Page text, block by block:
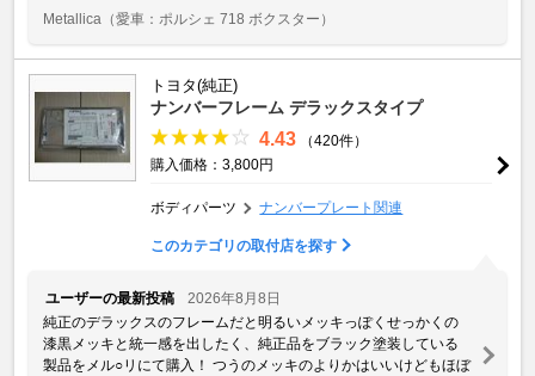
Metallica （愛車：ポルシェ 718 ボクスター）
トヨタ(純正)
ナンバーフレーム デラックスタイプ
4.43
（420件）
購入価格：3,800円
ボディパーツ ナンバープレート関連
このカテゴリの取付店を探す
ユーザーの最新投稿
2026年8月8日
純正のデラックスのフレームだと明るいメッキっぽくせっかくの
漆黒メッキと統一感を出したく、純正品をブラック塗装している
製品をメル○リにて購入！ つうのメッキのよりかはいいけどもほぼ